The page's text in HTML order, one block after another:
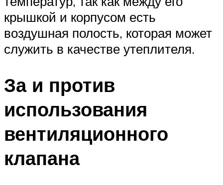
крышкой и корпусом есть
воздушная полость, которая может
служить в качестве утеплителя.
За и против
использования
вентиляционного
клапана